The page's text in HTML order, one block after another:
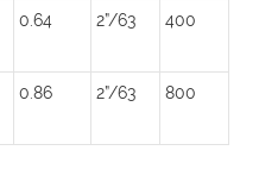
0.64 2”/63 400
0.86 2”/63 800